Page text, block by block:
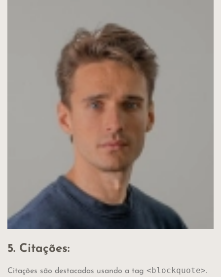
5. Citações:
Citações são destacadas usando a tag <blockquote>.